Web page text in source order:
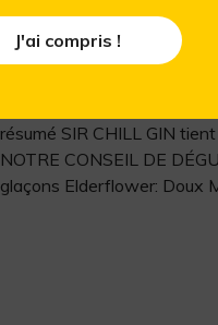
exquis qui ravira vos
le plus grand soin garant
remplie à la main afin
l’artisanat qui fait de ce
résumé SIR CHILL GIN
NOTRE CONSEIL DE
glaçons Elderflower: Doux
J'ai compris !